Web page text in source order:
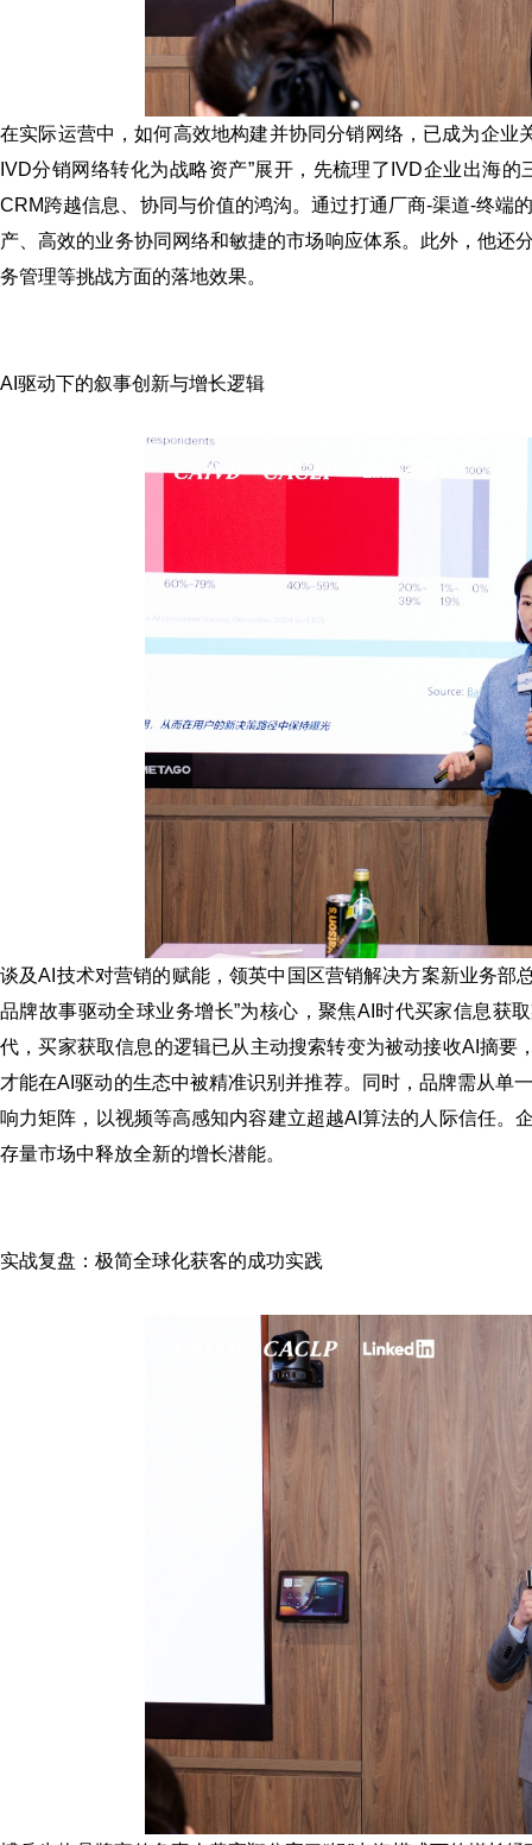
在实际运营中，如何高效地构建并协同分销网络，已成为企
IVD分销网络转化为战略资产”展开，先梳理了IVD企业出海
CRM跨越信息、协同与价值的鸿沟。通过打通厂商-渠道-终端
产、高效的业务协同网络和敏捷的市场响应体系。此外，他
务管理等挑战方面的落地效果。
AI驱动下的叙事创新与增长逻辑
谈及AI技术对营销的赋能，领英中国区营销解决方案新业务部
品牌故事驱动全球业务增长”为核心，聚焦AI时代买家信息获
代，买家获取信息的逻辑已从主动搜索转变为被动接收AI摘要
才能在AI驱动的生态中被精准识别并推荐。同时，品牌需从单
响力矩阵，以视频等高感知内容建立超越AI算法的人际信任。
存量市场中释放全新的增长潜能。
实战复盘：极简全球化获客的成功实践